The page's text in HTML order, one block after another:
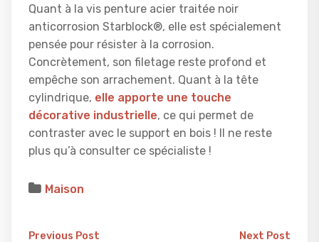
Quant à la vis penture acier traitée noir
anticorrosion Starblock®, elle est spécialement
pensée pour résister à la corrosion.
Concrètement, son filetage reste profond et
empêche son arrachement. Quant à la tête
cylindrique, elle apporte une touche
décorative industrielle, ce qui permet de
contraster avec le support en bois ! Il ne reste
plus qu’à consulter ce spécialiste !
Maison
Previous Post Next Post